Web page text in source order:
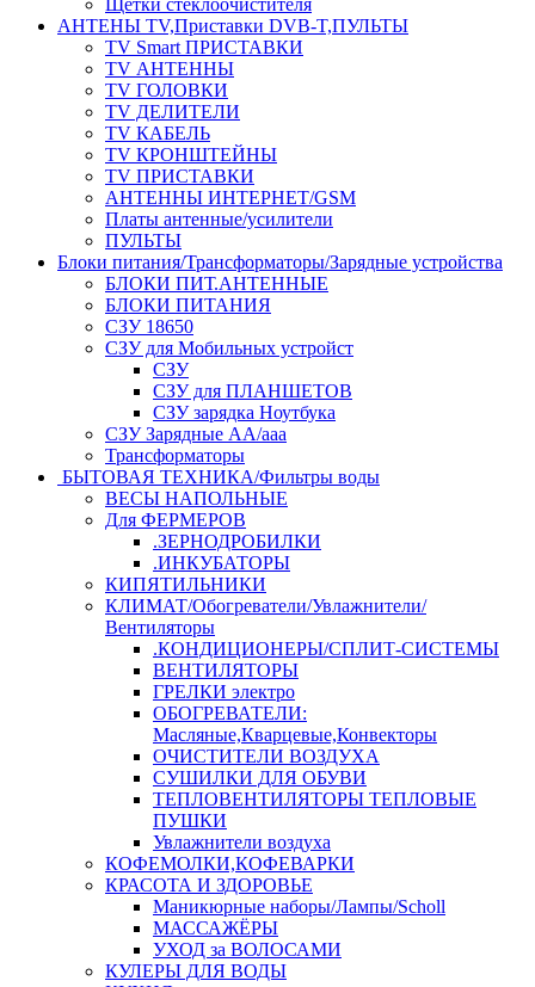
Щетки стеклоочистителя
АНТЕНЫ ТV,Приставки DVB-T,ПУЛЬТЫ
TV Smart ПРИСТАВКИ
TV АНТЕННЫ
TV ГОЛОВКИ
TV ДЕЛИТЕЛИ
TV КАБЕЛЬ
TV КРОНШТЕЙНЫ
TV ПРИСТАВКИ
АНТЕННЫ ИНТЕРНЕТ/GSM
Платы антенные/усилители
ПУЛЬТЫ
Блоки питания/Трансформаторы/Зарядные устройства
БЛОКИ ПИТ.АНТЕННЫЕ
БЛОКИ ПИТАНИЯ
СЗУ 18650
СЗУ для Мобильных устройст
СЗУ
СЗУ для ПЛАНШЕТОВ
СЗУ зарядка Ноутбука
СЗУ Зарядные АА/ааа
Трансформаторы
БЫТОВАЯ ТЕХНИКА/Фильтры воды
ВЕСЫ НАПОЛЬНЫЕ
Для ФЕРМЕРОВ
.ЗЕРНОДРОБИЛКИ
.ИНКУБАТОРЫ
КИПЯТИЛЬНИКИ
КЛИМАТ/Обогреватели/Увлажнители/
Вентиляторы
.КОНДИЦИОНЕРЫ/СПЛИТ-СИСТЕМЫ
ВЕНТИЛЯТОРЫ
ГРЕЛКИ электро
ОБОГРЕВАТЕЛИ:
Масляные,Кварцевые,Конвекторы
ОЧИСТИТЕЛИ ВОЗДУХА
СУШИЛКИ ДЛЯ ОБУВИ
ТЕПЛОВЕНТИЛЯТОРЫ ТЕПЛОВЫЕ
ПУШКИ
Увлажнители воздуха
КОФЕМОЛКИ,КОФЕВАРКИ
КРАСОТА И ЗДОРОВЬЕ
Маникюрные наборы/Лампы/Scholl
МАССАЖЁРЫ
УХОД за ВОЛОСАМИ
КУЛЕРЫ ДЛЯ ВОДЫ